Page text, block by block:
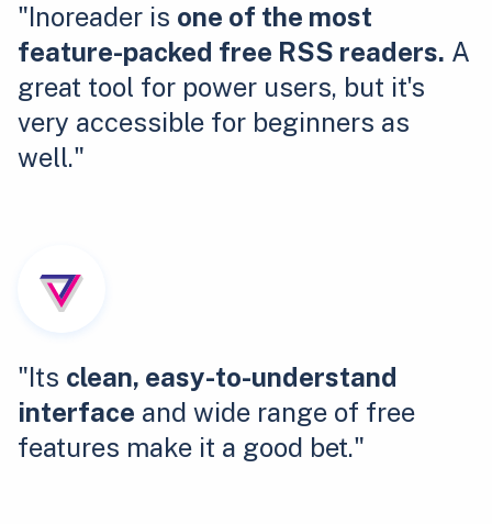
"Inoreader is one of the most
feature-packed free RSS readers. A
great tool for power users, but it's
very accessible for beginners as
well."
"Its clean, easy-to-understand
interface and wide range of free
features make it a good bet."